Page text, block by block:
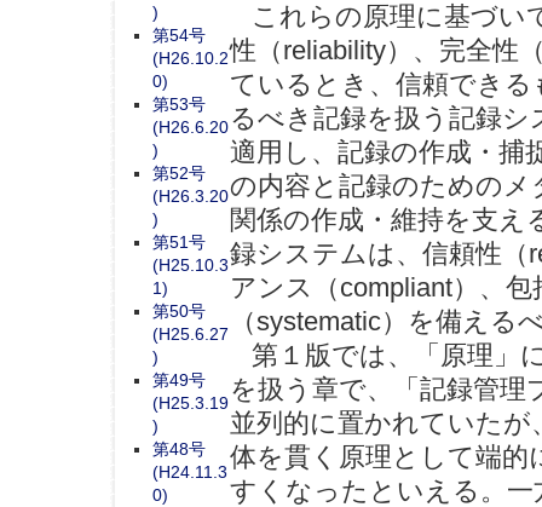
これらの原理に基づい
性（reliability）、完全性
ているとき、信頼でき
るべき記録を扱う記録シ
適用し、記録の作成・捕
の内容と記録のためのメ
関係の作成・維持を支
録システムは、信頼性（
アンス（compliant）、
（systematic）を備える
第１版では、「原理」
を扱う章で、「記録管
並列的に置かれていたが
体を貫く原理として端
すくなったといえる。
)
第54号
(H26.10.2
0)
第53号
(H26.6.20
)
第52号
(H26.3.20
)
第51号
(H25.10.3
1)
第50号
(H25.6.27
)
第49号
(H25.3.19
)
第48号
(H24.11.3
0)